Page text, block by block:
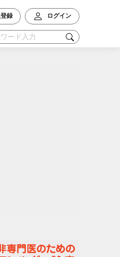
録 ログイン